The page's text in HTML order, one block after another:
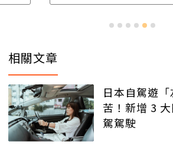
相關文章
日本自駕遊
苦！新增 3
駕駕駛